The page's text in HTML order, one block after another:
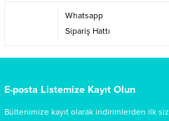
Whatsapp
Sipariş Hattı
E-posta Listemize Kayıt Olun
Bültenimize kayıt olarak indirimlerden ilk siz